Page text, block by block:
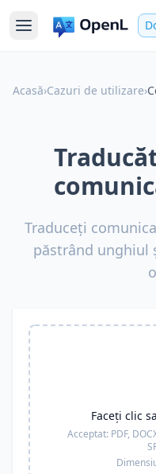
Acasă›Cazuri de utilizare›
Traduceți
păstrând unghiul
Faceți clic
Acceptat: PDF,